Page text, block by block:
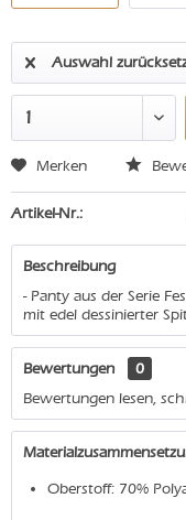
Auswahl
Merken
Artikel-Nr.:
Beschreibung
- Panty aus der Serie
mit edel dessinierter
Bewertungen
0
Bewertungen lesen,
Oberstoff: 70%